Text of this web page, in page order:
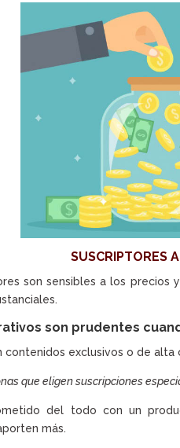
SUSCRIPTORES
son sensibles a los
son prudentes
contenidos exclusivos o de
que eligen suscripciones
del todo con un
más.